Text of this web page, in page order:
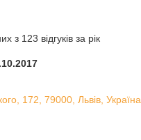
з 123 відгуків за рік
172, 79000, Львів, Україна